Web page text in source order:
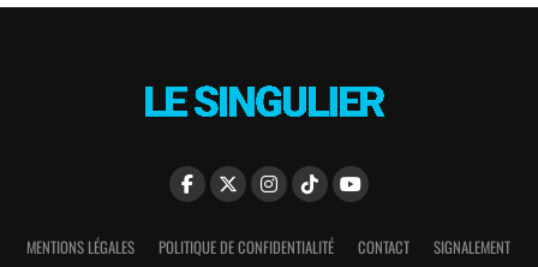
MENTIONS LÉGALES POLITIQUE DE CONFIDENTIALITÉ CONTACT SIGNALEMENT